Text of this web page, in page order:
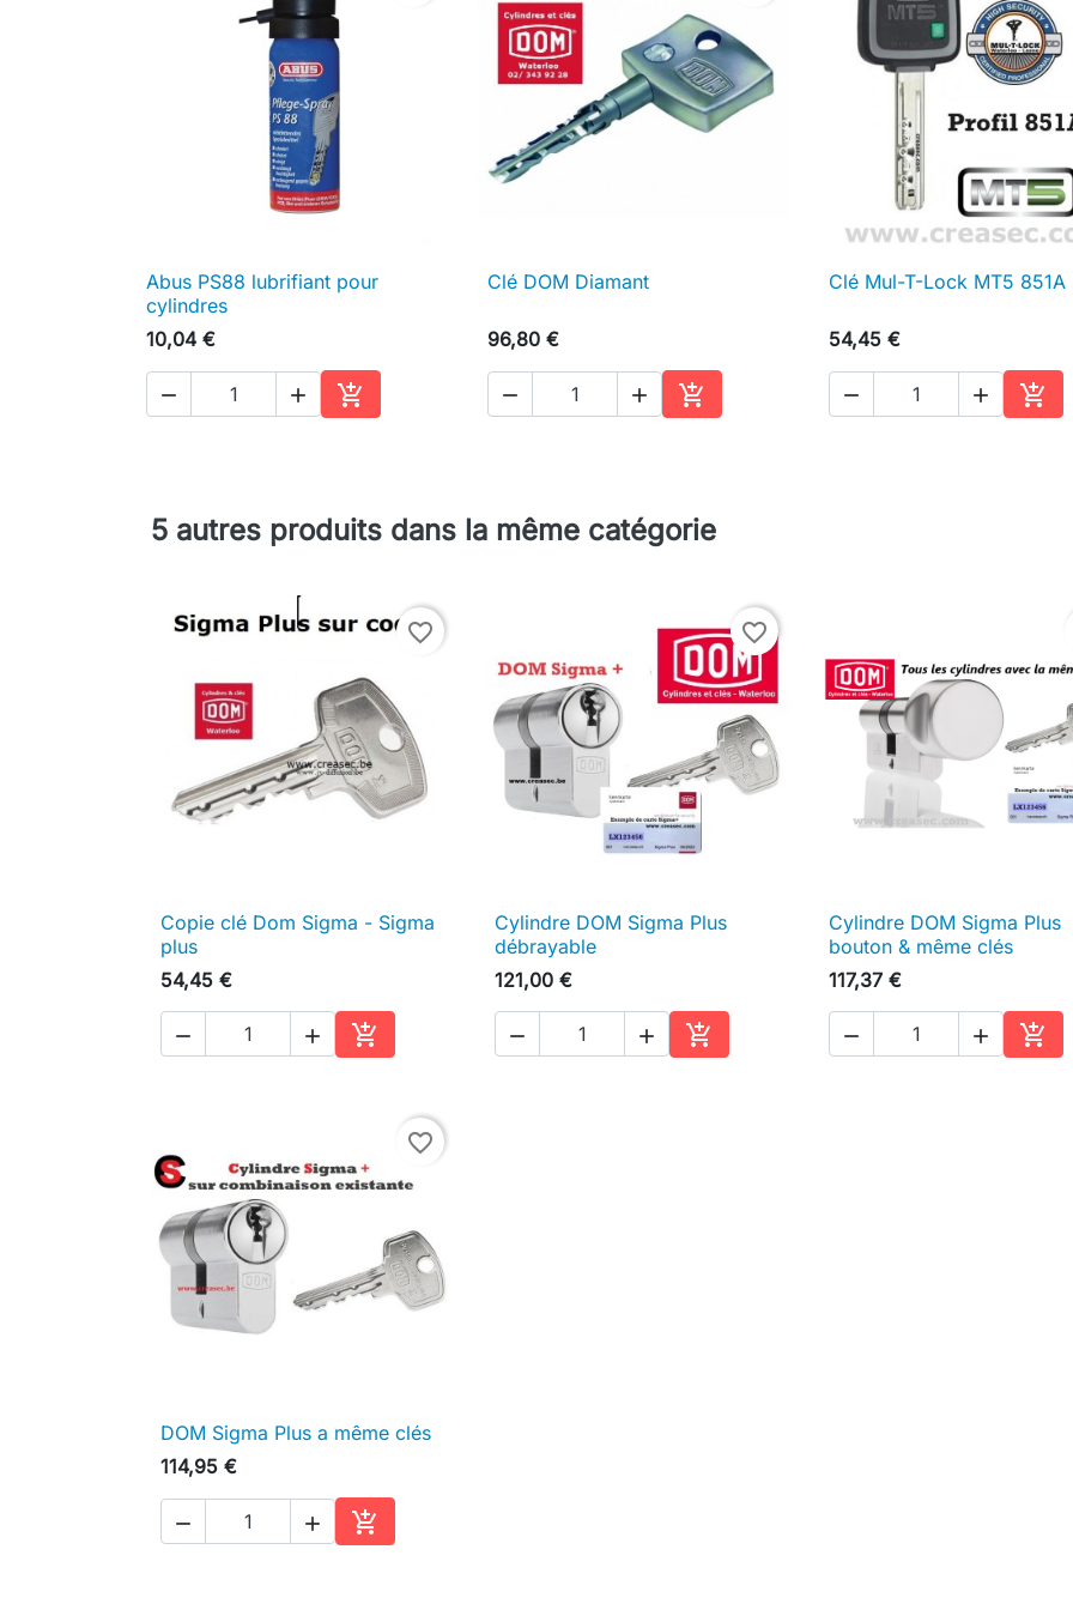
 Aperçu rapide
Abus PS88 lubrifiant pour
cylindres
10,04 €
  
Ajouter au panier
 Aperçu rapide
Clé DOM Diamant
96,80 €
  
Ajouter au panier
 Aperçu rapide
Clé Mul-T-Lock MT5 851A
54,45 €
  
5 autres produits dans la même catégorie
favorite_border
 Aperçu rapide
Copie clé Dom Sigma - Sigma
plus
54,45 €
  
Ajouter au panier
favorite_border
 Aperçu rapide
Cylindre DOM Sigma Plus
débrayable
121,00 €
  
Ajouter au panier
 Aperçu rapide
Cylindre DOM Sigma Plus
bouton & même clés
117,37 €
  
favorite_border
 Aperçu rapide
DOM Sigma Plus a même clés
114,95 €
  
Ajouter au panier